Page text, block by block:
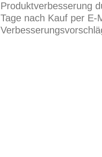
Produktverbesserung
Tage nach Kauf per E-